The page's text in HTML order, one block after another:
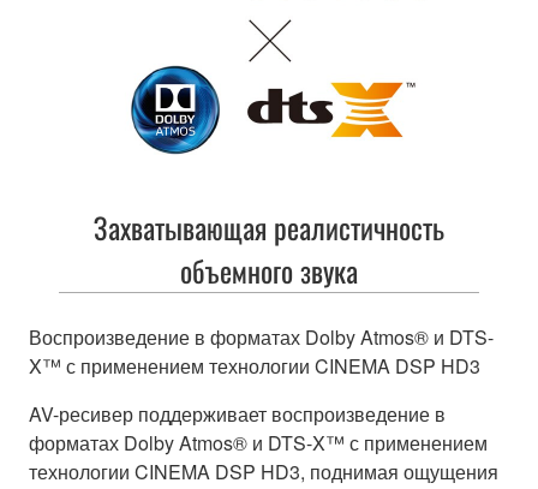
Захватывающая реалистичность
объемного звука
Воспроизведение в форматах Dolby Atmos® и DTS-
X™ с применением технологии CINEMA DSP HD3
AV-ресивер поддерживает воспроизведение в
форматах Dolby Atmos® и DTS-X™ с применением
технологии CINEMA DSP HD3, поднимая ощущения